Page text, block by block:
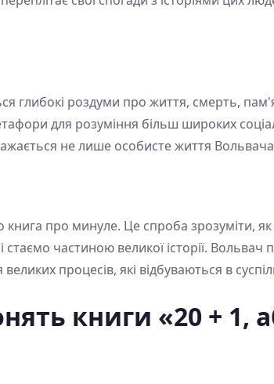
глибокі роздуми про життя, смерть,
для розуміння більш широких
не лише особисте життя Вольвача,
про минуле. Це спроба зрозуміти,
частиною великої історії. Вольвач
процесів, які відбуваються в
книги «20 + 1,